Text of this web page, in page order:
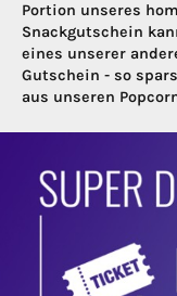
Portion unseres
Snackgutschein
eines unserer
Gutschein - so
aus unseren